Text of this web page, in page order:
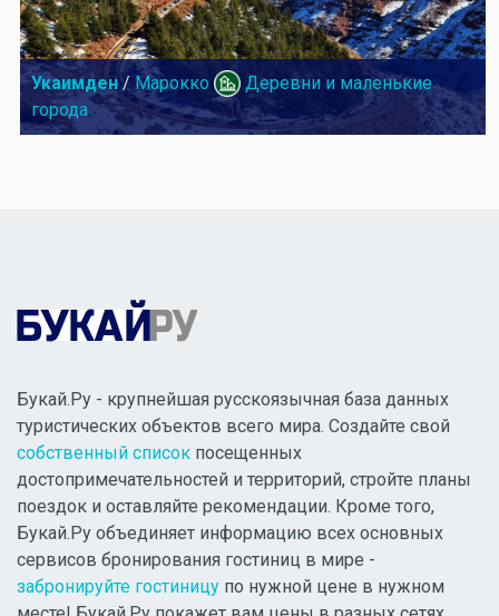
Укаимден/ Марокко
Деревни и маленькие
города
Букай.Ру - крупнейшая русскоязычная база данных
туристических объектов всего мира. Создайте свой
собственный список посещенных
достопримечательностей и территорий, стройте планы
поездок и оставляйте рекомендации. Кроме того,
Букай.Ру объединяет информацию всех основных
сервисов бронирования гостиниц в мире -
забронируйте гостиницу по нужной цене в нужном